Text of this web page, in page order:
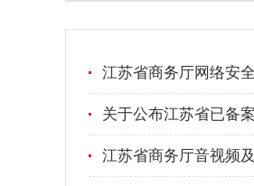
江苏省商务厅网络安
关于公布江苏省已备
江苏省商务厅音视频